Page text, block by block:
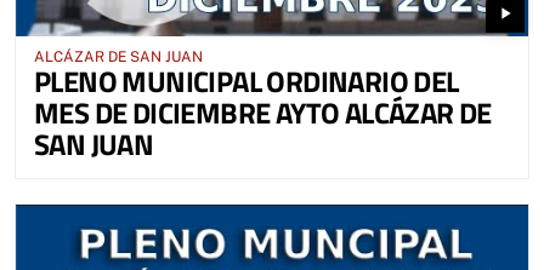
play_arrow
ALCÁZAR DE SAN JUAN
PLENO MUNICIPAL ORDINARIO DEL
MES DE DICIEMBRE AYTO ALCÁZAR DE
SAN JUAN